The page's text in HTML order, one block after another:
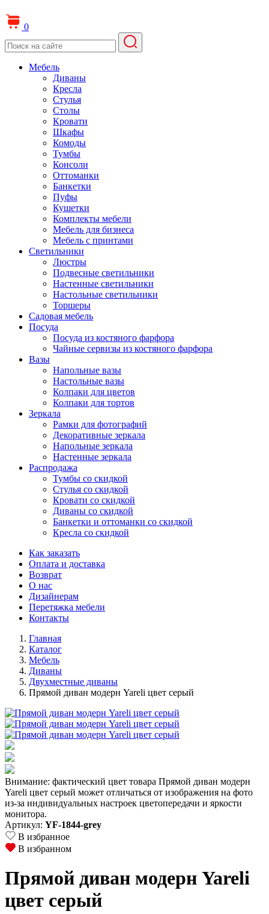
0
Мебель
Диваны
Кресла
Стулья
Столы
Кровати
Шкафы
Комоды
Тумбы
Консоли
Оттоманки
Банкетки
Пуфы
Кушетки
Комплекты мебели
Мебель для бизнеса
Мебель с принтами
Светильники
Люстры
Подвесные светильники
Настенные светильники
Настольные светильники
Торшеры
Садовая мебель
Посуда
Посуда из костяного фарфора
Чайные сервизы из костяного фарфора
Вазы
Напольные вазы
Настольные вазы
Колпаки для цветов
Колпаки для тортов
Зеркала
Рамки для фотографий
Декоративные зеркала
Напольные зеркала
Настенные зеркала
Распродажа
Тумбы со скидкой
Стулья со скидкой
Кровати со скидкой
Диваны со скидкой
Банкетки и оттоманки со скидкой
Кресла со скидкой
Как заказать
Оплата и доставка
Возврат
О нас
Дизайнерам
Перетяжка мебели
Контакты
Главная
Каталог
Мебель
Диваны
Двухместные диваны
Прямой диван модерн Yareli цвет серый
Внимание: фактический цвет товара Прямой диван модерн
Yareli цвет серый может отличаться от изображения на фото
из-за индивидуальных настроек цветопередачи и яркости
монитора.
Артикул: YF-1844-grey
В избранное
В избранном
Прямой диван модерн Yareli
цвет серый